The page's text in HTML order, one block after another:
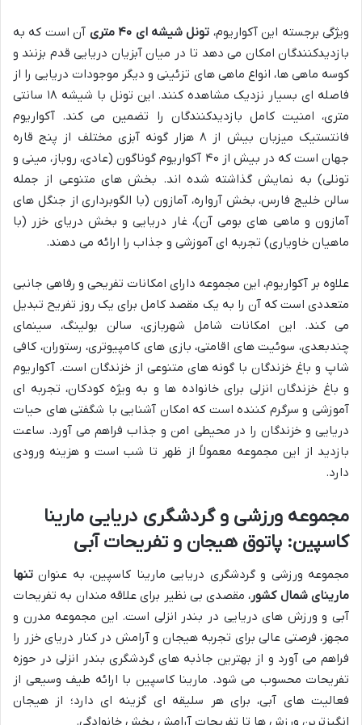
ویژگی برجسته این آکواریوم، تونل شیشه ای ۴۰ متری
آن است که به
بازدیدکنندگان امکان می دهد تا در میان آبزیان دریایی قدم بزنند و
کوسه ماهی ها، انواع ماهی های تزئینی و دیگر موجودات دریایی را از
فاصله ای بسیار نزدیک مشاهده کنند. این تونل با شیشه ۱۸ سانتی
متری، امنیت کامل بازدیدکنندگان را تضمین می کند. آکواریوم
فانتستیک میزبان بیش از ۸ هزار گونه آبزی مختلف از پنج قاره
جهان است که در بیش از ۴۰ آکواریوم گوناگون (عادی، روباز، مینی و
تونلی) به نمایش گذاشته شده اند. بخش های متنوعی از جمله
سالن خلیج فارس، بخش آرواره، آمازون (با الگوبرداری از جنگل های
آمازون و ماهی های بومی آن)، غار دریایی و بخش دریای خزر (با
ماهیان خاویاری) تجربه ای آموزشی و جذاب را ارائه می دهند.
علاوه بر آکواریوم، این مجموعه دارای امکانات تفریحی و رفاهی جانبی
متعددی است که آن را به یک مقصد کامل برای یک روز تفریح تبدیل
می کند. این امکانات شامل شهربازی، سالن بولینگ، سینمای
چندبعدی، سوئیت های اقامتی، بازی های کامپیوتری، رستوران، کافی
شاپ و باغ خزندگان با گونه های متنوعی از خزندگان است. آکواریوم
و باغ خزندگان انزلی برای خانواده ها و به ویژه کودکان، تجربه ای
آموزشی و سرگرم کننده است که امکان آشنایی با شگفتی های حیات
دریایی و خزندگان را در محیطی امن و جذاب فراهم می آورد. ساعت
بازدید از این مجموعه معمولاً از ظهر تا شب است و هزینه ورودی
دارد.
مجموعه ورزشی و گردشگری دریایی مارینا
کاسپین: پاتوق هیجان و تفریحات آبی
مجموعه ورزشی و گردشگری دریایی مارینا کاسپین، به عنوان تنها
مارینای شمال کشور، مقصدی بی نظیر برای علاقه مندان به تفریحات
آبی و ورزش های دریایی در بندر انزلی است. این مجموعه مدرن و
مجهز، فرصتی عالی برای تجربه هیجان و آرامش در کنار دریای خزر را
فراهم می آورد و از بهترین جاذبه های گردشگری بندر انزلی در حوزه
تفریحات محسوب می شود. مارینا کاسپین با ارائه طیف وسیعی از
فعالیت های آبی، برای هر سلیقه ای گزینه ای دارد؛ از هیجان